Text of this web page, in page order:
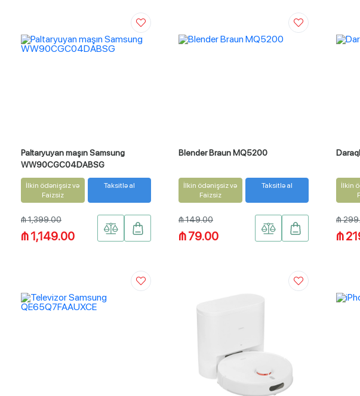
Paltaryuyan maşın Samsung
WW90CGC04DABSG
İlkin ödənişsiz və
Faizsiz
Taksitlə al
₼ 1,399.00
₼ 1,149.00
Blender Braun MQ5200
İlkin ödənişsiz və
Faizsiz
Taksitlə al
₼ 149.00
₼ 79.00
İlkin
₼
₼